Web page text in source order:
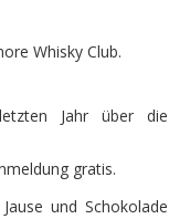
Whisky Club.
Jahr über die
gratis.
und Schokolade